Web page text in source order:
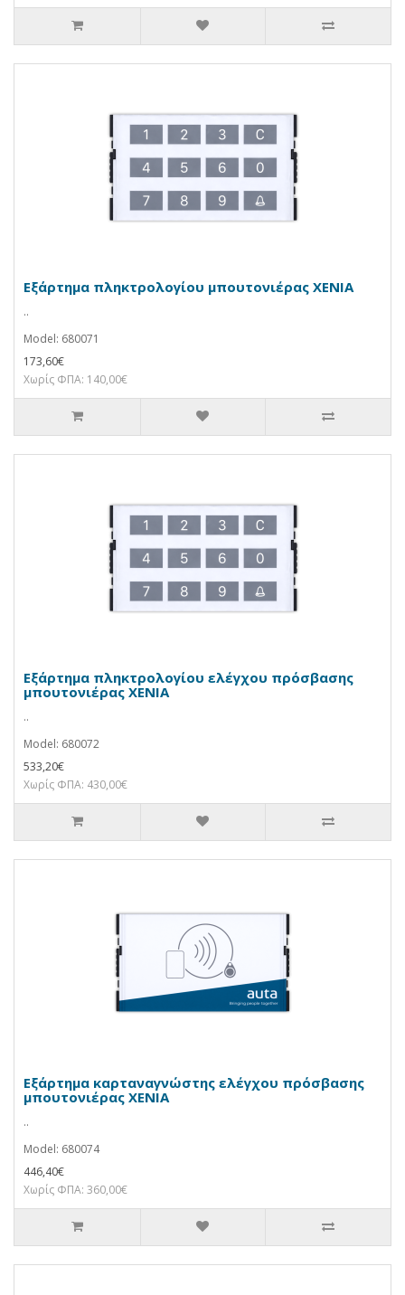
Εξάρτημα πληκτρολογίου μπουτονιέρας XENIA
..
Model: 680071
173,60€
Χωρίς ΦΠΑ: 140,00€
Εξάρτημα πληκτρολογίου ελέγχου πρόσβασης
μπουτονιέρας XENIA
..
Model: 680072
533,20€
Χωρίς ΦΠΑ: 430,00€
Εξάρτημα καρταναγνώστης ελέγχου πρόσβασης
μπουτονιέρας XENIA
..
Model: 680074
446,40€
Χωρίς ΦΠΑ: 360,00€